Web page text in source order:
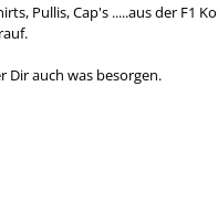
Pullis, Cap's .....aus der F1
Dir auch was besorgen.